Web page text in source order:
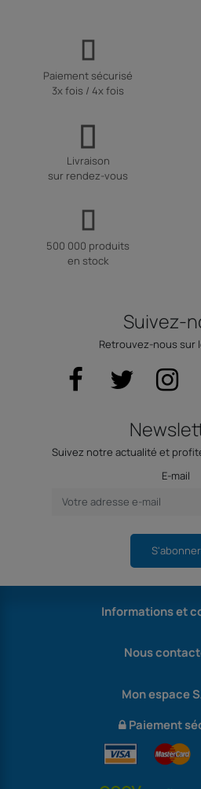
Paiement sécurisé
3x fois / 4x fois
Livraison
sur rendez-vous
500 000 produits
en stock
Suivez-
Retrouvez-nous sur
Suivez notre actualité et
E-mail
S'abonner
Informations et
Nous
Mon espace
Paiement